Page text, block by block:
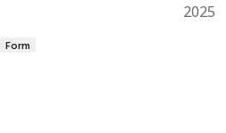
2025
Form